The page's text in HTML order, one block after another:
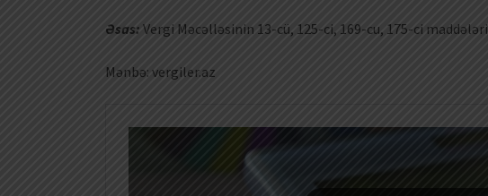
Əsas: Vergi Məcəlləsinin 13-cü, 125-ci, 169-cu, 175-ci maddələri
Mənbə: vergiler.az